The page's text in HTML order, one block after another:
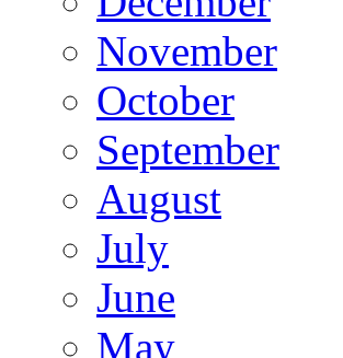
November
October
September
August
July
June
May